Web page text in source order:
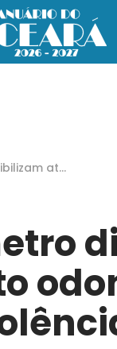
ate